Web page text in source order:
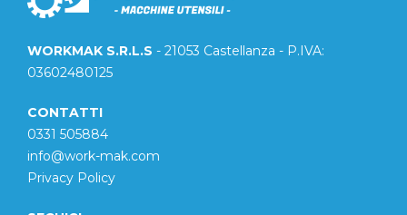
WORKMAK S.R.L.S - 21053 Castellanza - P.IVA:
03602480125
CONTATTI
0331 505884
info@work-mak.com
Privacy Policy